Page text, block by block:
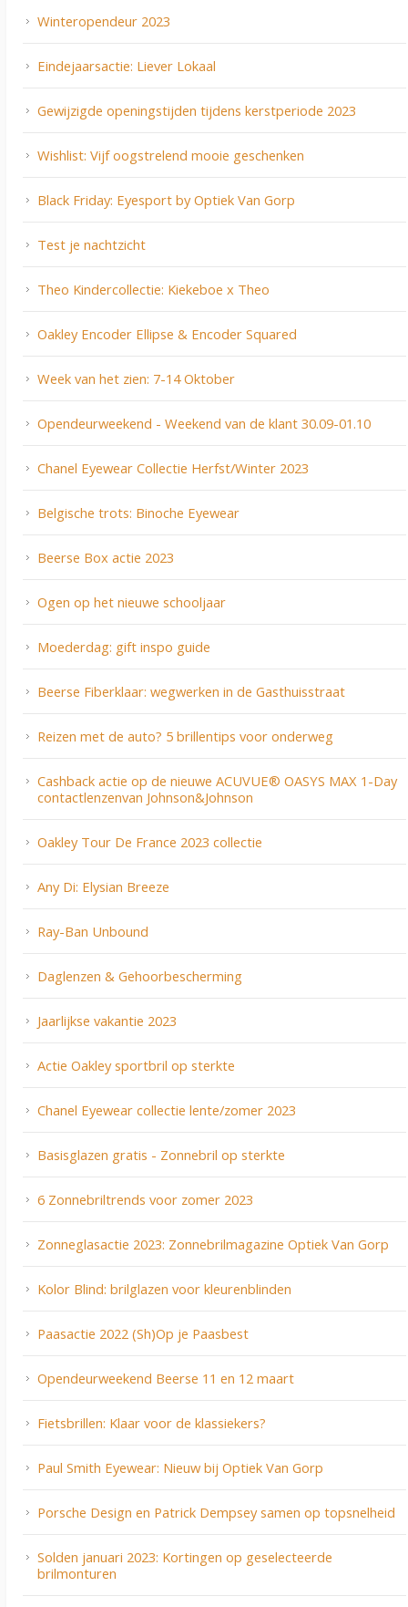
Winteropendeur 2023
Eindejaarsactie: Liever Lokaal
Gewijzigde openingstijden tijdens kerstperiode 2023
Wishlist: Vijf oogstrelend mooie geschenken
Black Friday: Eyesport by Optiek Van Gorp
Test je nachtzicht
Theo Kindercollectie: Kiekeboe x Theo
Oakley Encoder Ellipse & Encoder Squared
Week van het zien: 7-14 Oktober
Opendeurweekend - Weekend van de klant 30.09-01.10
Chanel Eyewear Collectie Herfst/Winter 2023
Belgische trots: Binoche Eyewear
Beerse Box actie 2023
Ogen op het nieuwe schooljaar
Moederdag: gift inspo guide
Beerse Fiberklaar: wegwerken in de Gasthuisstraat
Reizen met de auto? 5 brillentips voor onderweg
Cashback actie op de nieuwe ACUVUE® OASYS MAX 1-Day
contactlenzenvan Johnson&Johnson
Oakley Tour De France 2023 collectie
Any Di: Elysian Breeze
Ray-Ban Unbound
Daglenzen & Gehoorbescherming
Jaarlijkse vakantie 2023
Actie Oakley sportbril op sterkte
Chanel Eyewear collectie lente/zomer 2023
Basisglazen gratis - Zonnebril op sterkte
6 Zonnebriltrends voor zomer 2023
Zonneglasactie 2023: Zonnebrilmagazine Optiek Van Gorp
Kolor Blind: brilglazen voor kleurenblinden
Paasactie 2022 (Sh)Op je Paasbest
Opendeurweekend Beerse 11 en 12 maart
Fietsbrillen: Klaar voor de klassiekers?
Paul Smith Eyewear: Nieuw bij Optiek Van Gorp
Porsche Design en Patrick Dempsey samen op topsnelheid
Solden januari 2023: Kortingen op geselecteerde
brilmonturen